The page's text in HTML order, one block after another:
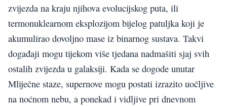
zvijezda na kraju njihova evolucijskog puta, ili
termonuklearnom eksplozijom bijelog patuljka koji je
akumulirao dovoljno mase iz binarnog sustava. Takvi
događaji mogu tijekom više tjedana nadmašiti sjaj svih
ostalih zvijezda u galaksiji. Kada se dogode unutar
Mliječne staze, supernove mogu postati izrazito uočljive
na noćnom nebu, a ponekad i vidljive pri dnevnom